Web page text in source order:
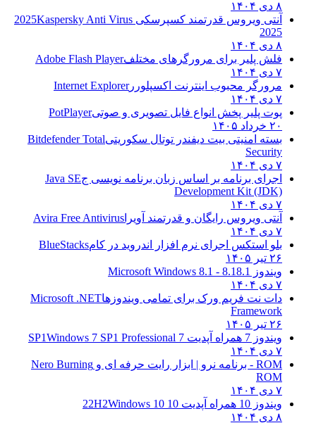
آنتی ویروس قدرتمند کسپرسکی 2025Kaspersky Anti Virus
فلش پلیر برای مرورگرهای مختلفAdobe Flash Player
مرورگر محبوب اینترنت اکسپلوررInternet Explorer
پوت پلیر پخش انواع فایل تصویری و صوتیPotPlayer
بسته امنیتی بیت دیفندر توتال سکوریتیBitdefender Total
Security
اجرای برنامه بر اساس زبان برنامه نویسی جJava SE
Development Kit (JDK)
آنتی ویروس رایگان و قدرتمند آویراAvira Free Antivirus
بلو استکس اجرای نرم افزار اندروید در کامBlueStacks
ویندوز 8.18.1 - Microsoft Windows 8.1
دات نت فریم ورک برای تمامی ویندوزهاMicrosoft .NET
Framework
ویندوز 7 همراه آپدیت 7 SP1
Windows 7 SP1 Professional
ROM - برنامه نرو | ابزار رایت حرفه ای و
Nero Burning
ROM
ویندوز 10 همراه آپدیت 10 22H2
Windows 10